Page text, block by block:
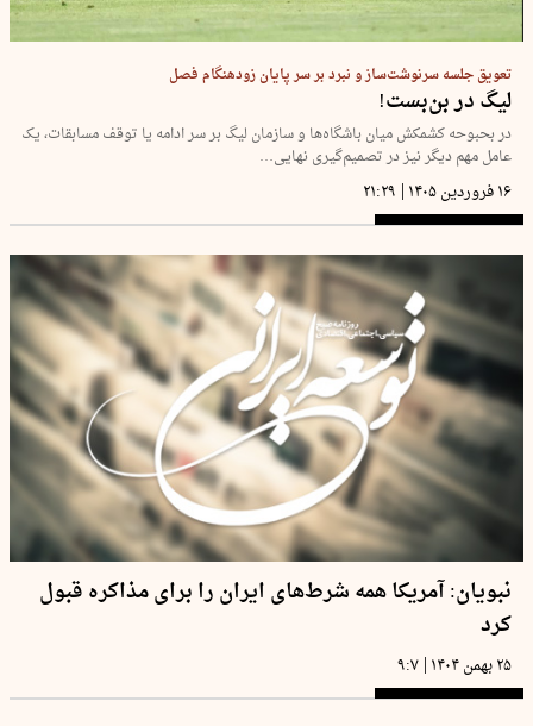
تعویق جلسه سرنوشت‌ساز و نبرد بر سر پایان زودهنگام فصل
لیگ در بن‌بست!
در بحبوحه کشمکش میان باشگاه‌ها و سازمان لیگ بر سر ادامه یا توقف مسابقات، یک
عامل مهم دیگر نیز در تصمیم‌گیری نهایی…
۱۶ فروردین ۱۴۰۵ | ۲۱:۲۹
نبویان: آمریکا همه شرط‌های ایران را برای مذاکره قبول
کرد
۲۵ بهمن ۱۴۰۴ | ۹:۷